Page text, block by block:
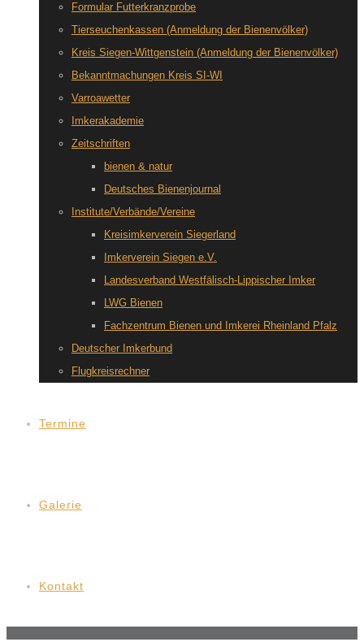
Formular Futterkranzprobe
Tierseuchenkassen (Anmeldung der Bienenvölker)
Kreis Siegen-Wittgenstein (Anmeldung der Bienenvölker)
Bekanntmachungen Kreis SI-WI
Varroawetter
Imkerakademie
Zeitschriften
bienen & natur
Deutsches Bienenjournal
Institute/Verbände/Vereine
Kreisimkerverein Siegerland
Imkerverein Siegen e.V.
Landesverband Westfälisch-Lippischer Imker
LWG Bienen
Fachzentrum Bienen und Imkerei Rheinland Pfalz
Deutscher Imkerbund
Flugkreisrechner
Termine
Galerie
Kontakt